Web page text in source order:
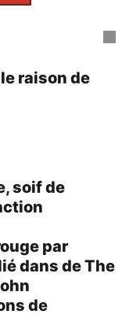
raison de
soif de
par
dans de The
de